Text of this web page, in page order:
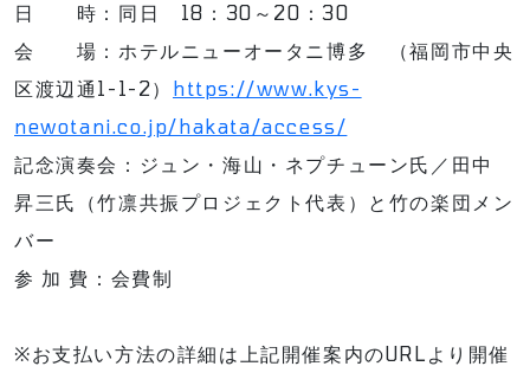
日 時：同日 18：30～20：30
会 場：ホテルニューオータニ博多 （福岡市中央
区渡辺通1-1-2） https://www.kys-
newotani.co.jp/hakata/access/
記念演奏会：ジュン・海山・ネプチューン氏／田中
昇三氏（竹凛共振プロジェクト代表）と竹の楽団メン
バー
参 加 費：会費制
※お支払い方法の詳細は上記開催案内のURLより開催